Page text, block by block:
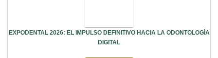
EXPODENTAL 2026: EL IMPULSO DEFINITIVO HACIA LA ODONTOLOGÍA
DIGITAL